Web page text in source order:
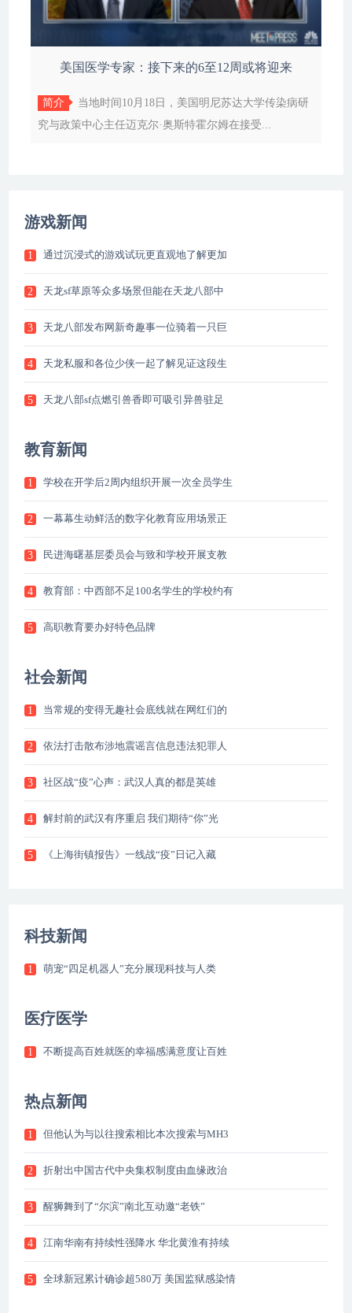
美国医学专家：接下来的6至12周或将迎来
简介
当地时间10月18日，美国明尼苏达大学传染病研
究与政策中心主任迈克尔·奥斯特霍尔姆在接受...
游戏新闻
1 通过沉浸式的游戏试玩更直观地了解更加
2 天龙sf草原等众多场景但能在天龙八部中
3 天龙八部发布网新奇趣事一位骑着一只巨
4 天龙私服和各位少侠一起了解见证这段生
5 天龙八部sf点燃引兽香即可吸引异兽驻足
教育新闻
1 学校在开学后2周内组织开展一次全员学生
2 一幕幕生动鲜活的数字化教育应用场景正
3 民进海曙基层委员会与致和学校开展支教
4 教育部：中西部不足100名学生的学校约有
5 高职教育要办好特色品牌
社会新闻
1 当常规的变得无趣社会底线就在网红们的
2 依法打击散布涉地震谣言信息违法犯罪人
3 社区战“疫”心声：武汉人真的都是英雄
4 解封前的武汉有序重启 我们期待“你”光
5 《上海街镇报告》一线战“疫”日记入藏
科技新闻
1 萌宠“四足机器人”充分展现科技与人类
医疗医学
1 不断提高百姓就医的幸福感满意度让百姓
热点新闻
1 但他认为与以往搜索相比本次搜索与MH3
2 折射出中国古代中央集权制度由血缘政治
3 醒狮舞到了“尔滨”南北互动邀“老铁”
4 江南华南有持续性强降水 华北黄淮有持续
5 全球新冠累计确诊超580万 美国监狱感染情